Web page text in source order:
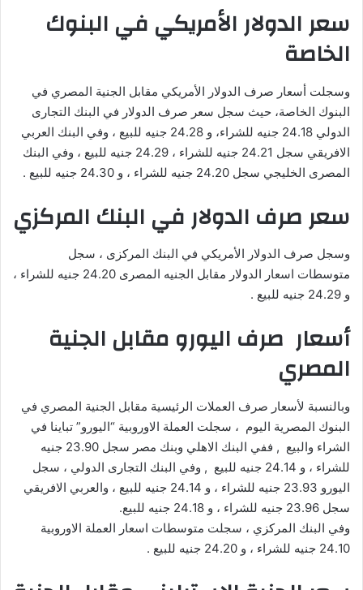
سعر الدولار الأمريكي في البنوك
الخاصة
وسجلت أسعار صرف الدولار الأمريكي مقابل الجنية المصري في
البنوك الخاصة، حيث سجل سعر صرف الدولار في البنك التجارى
الدولي 24.18 جنيه للشراء، و 24.28 جنيه للبيع ، وفي البنك العربي
الافريقي سجل 24.21 جنيه للشراء ، 24.29 جنيه للبيع ، وفي البنك
المصرى الخليجي سجل 24.20 جنيه للشراء ، و 24.30 جنيه للبيع .
سعر صرف الدولار في البنك المركزي
وسجل صرف الدولار الأمريكي في البنك المركزى ، سجل
متوسطات اسعار الدولار مقابل الجنيه المصرى 24.20 جنيه للشراء ،
و 24.29 جنيه للبيع .
أسعار صرف اليورو مقابل الجنية
المصري
وبالنسبة لأسعار صرف العملات الرئيسية مقابل الجنية المصري في
البنوك المصرية اليوم ، سجلت العملة الاوروبية “اليورو” تباينا في
الشراء والبيع , ففي البنك الاهلي وبنك مصر سجل 23.90 جنيه
للشراء ، و 24.14 جنيه للبيع , وفي البنك التجارى الدولي ، سجل
اليورو 23.93 جنيه للشراء ، و 24.14 جنيه للبيع ، والعربي الافريقي
سجل 23.96 جنيه للشراء ، و 24.18 جنيه للبيع.
وفي البنك المركزي ، سجلت متوسطات اسعار العملة الاوروبية
24.10 جنيه للشراء ، و 24.20 جنيه للبيع .